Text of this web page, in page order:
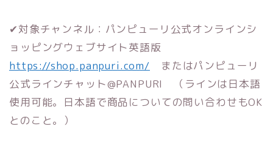
✔︎対象チャンネル：パンピューリ公式オンラインシ
ョッピングウェブサイト英語版
https://shop.panpuri.com/ またはパンピューリ
公式ラインチャット@PANPURI （ラインは日本語
使用可能。日本語で商品についての問い合わせもOK
とのこと。）